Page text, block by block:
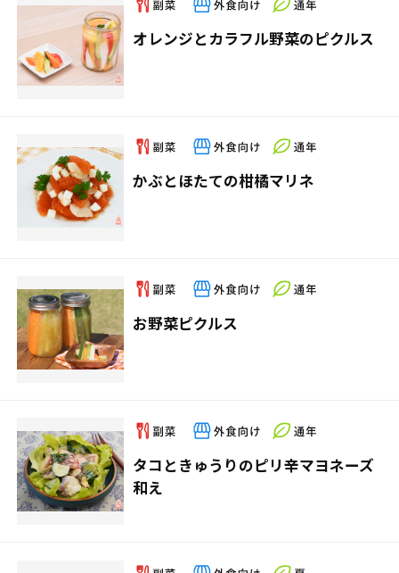
オレンジとカラフル野菜のピクルス
かぶとほたての柑橘マリネ
お野菜ピクルス
タコときゅうりのピリ辛マヨネーズ
和え